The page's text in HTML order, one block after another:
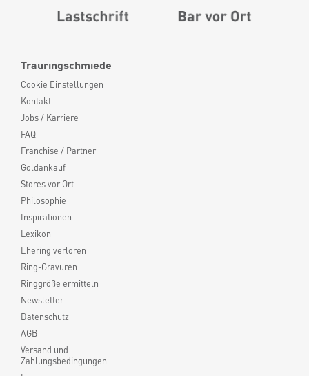
Trauringschmiede
Cookie Einstellungen
Kontakt
Jobs / Karriere
FAQ
Franchise / Partner
Goldankauf
Stores vor Ort
Philosophie
Inspirationen
Lexikon
Ehering verloren
Ring-Gravuren
Ringgröße ermitteln
Newsletter
Datenschutz
AGB
Versand und
Zahlungsbedingungen